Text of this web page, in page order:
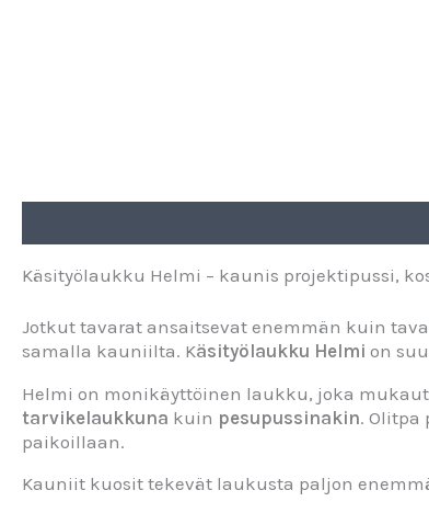
Käsityölaukku Helmi – kaunis projektipussi,
Jotkut tavarat ansaitsevat enemmän kuin
samalla kauniilta. Käsityölaukku Helmi on
Helmi on monikäyttöinen laukku, joka
tarvikelaukkuna kuin pesupussinakin.
paikoillaan.
Kauniit kuosit tekevät laukusta paljon